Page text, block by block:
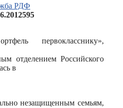
РДФ
595
первокласснику»,
отделением Российского
в
незащищенным семьям,